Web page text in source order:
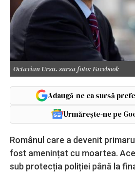
Octavian Ursu. sursa foto: Facebook
Adaugă-ne ca sursă
Urmărește-ne pe
Românul care a devenit
fost amenințat cu moartea.
sub protecția poliției până la